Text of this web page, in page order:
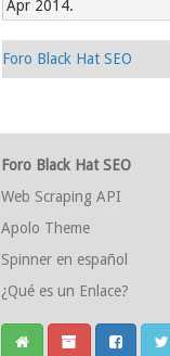
Apr 2014.
Foro Black Hat SEO
Foro Black Hat SEO
Web Scraping API
Apolo Theme
Spinner en español
¿Qué es un Enlace?